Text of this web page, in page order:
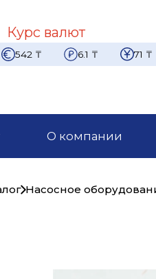
Курс валют
542 ₸ 6.1 ₸ 71 ₸
О компании
Насосное